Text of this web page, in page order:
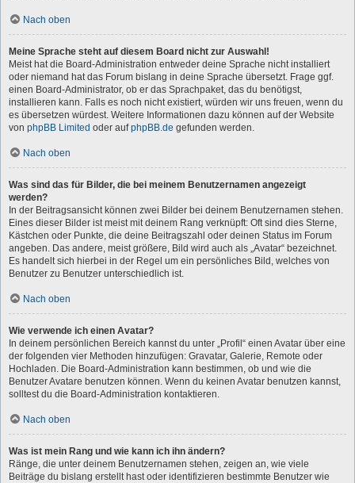
Nach oben
Meine Sprache steht auf diesem Board nicht zur Auswahl!
Meist hat die Board-Administration entweder deine Sprache nicht installiert
oder niemand hat das Forum bislang in deine Sprache übersetzt. Frage ggf.
einen Board-Administrator, ob er das Sprachpaket, das du benötigst,
installieren kann. Falls es noch nicht existiert, würden wir uns freuen, wenn du
es übersetzen würdest. Weitere Informationen dazu können auf der Website
von phpBB Limited oder aufphpBB.de gefunden werden.
Nach oben
Was sind das für Bilder, die bei meinem Benutzernamen angezeigt
werden?
In der Beitragsansicht können zwei Bilder bei deinem Benutzernamen stehen.
Eines dieser Bilder ist meist mit deinem Rang verknüpft: Oft sind dies Sterne,
Kästchen oder Punkte, die deine Beitragszahl oder deinen Status im Forum
angeben. Das andere, meist größere, Bild wird auch als „Avatar“ bezeichnet.
Es handelt sich hierbei in der Regel um ein persönliches Bild, welches von
Benutzer zu Benutzer unterschiedlich ist.
Nach oben
Wie verwende ich einen Avatar?
In deinem persönlichen Bereich kannst du unter „Profil“ einen Avatar über eine
der folgenden vier Methoden hinzufügen: Gravatar, Galerie, Remote oder
Hochladen. Die Board-Administration kann bestimmen, ob und wie die
Benutzer Avatare benutzen können. Wenn du keinen Avatar benutzen kannst,
solltest du die Board-Administration kontaktieren.
Nach oben
Was ist mein Rang und wie kann ich ihn ändern?
Ränge, die unter deinem Benutzernamen stehen, zeigen an, wie viele
Beiträge du bislang erstellt hast oder identifizieren bestimmte Benutzer wie